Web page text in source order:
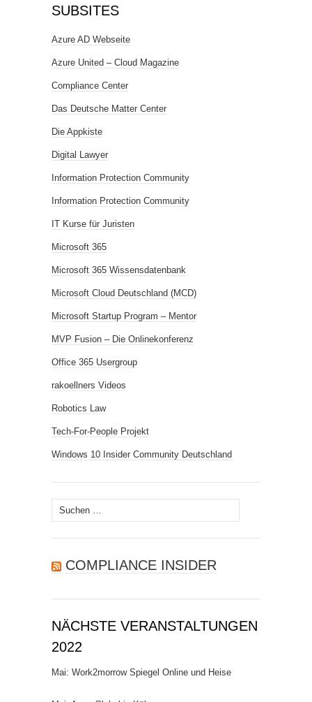
SUBSITES
Azure AD Webseite
Azure United – Cloud Magazine
Compliance Center
Das Deutsche Matter Center
Die Appkiste
Digital Lawyer
Information Protection Community
Information Protection Community
IT Kurse für Juristen
Microsoft 365
Microsoft 365 Wissensdatenbank
Microsoft Cloud Deutschland (MCD)
Microsoft Startup Program – Mentor
MVP Fusion – Die Onlinekonferenz
Office 365 Usergroup
rakoellners Videos
Robotics Law
Tech-For-People Projekt
Windows 10 Insider Community Deutschland
Suchen
nach:
COMPLIANCE INSIDER
NÄCHSTE VERANSTALTUNGEN
2022
Mai: Work2morrow Spiegel Online und Heise